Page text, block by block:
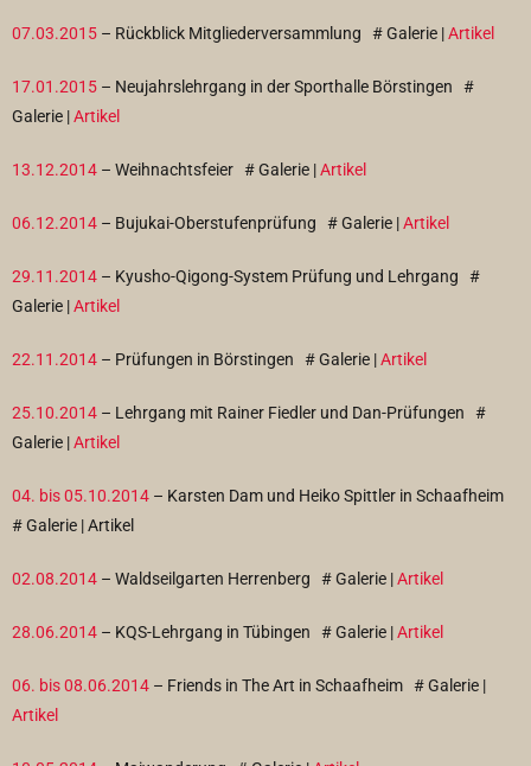
07.03.2015 – Rückblick Mitgliederversammlung # Galerie |Artikel
17.01.2015 – Neujahrslehrgang in der Sporthalle Börstingen #
Galerie |Artikel
13.12.2014 – Weihnachtsfeier # Galerie |Artikel
06.12.2014 – Bujukai-Oberstufenprüfung # Galerie |Artikel
29.11.2014 – Kyusho-Qigong-System Prüfung und Lehrgang #
Galerie |Artikel
22.11.2014 – Prüfungen in Börstingen # Galerie |Artikel
25.10.2014 – Lehrgang mit Rainer Fiedler und Dan-Prüfungen #
Galerie |Artikel
04. bis 05.10.2014 – Karsten Dam und Heiko Spittler in Schaafheim
# Galerie | Artikel
02.08.2014 – Waldseilgarten Herrenberg # Galerie |Artikel
28.06.2014 – KQS-Lehrgang in Tübingen # Galerie |Artikel
06. bis 08.06.2014 – Friends in The Art in Schaafheim # Galerie |
Artikel